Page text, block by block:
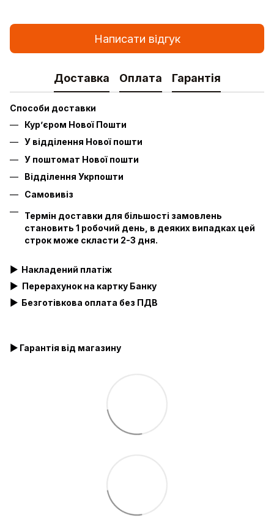
Написати відгук
Доставка Оплата Гарантія
Способи доставки
Кур’єром Нової Пошти
У відділення Нової пошти
У поштомат Нової пошти
Відділення Укрпошти
Самовивіз
Термін доставки для більшості замовлень
становить 1 робочий день, в деяких випадках цей
строк може скласти 2-3 дня.
▶ Накладений платіж
▶ Перерахунок на картку Банку
▶ Безготівкова оплата без ПДВ
▶ Гарантія від магазину